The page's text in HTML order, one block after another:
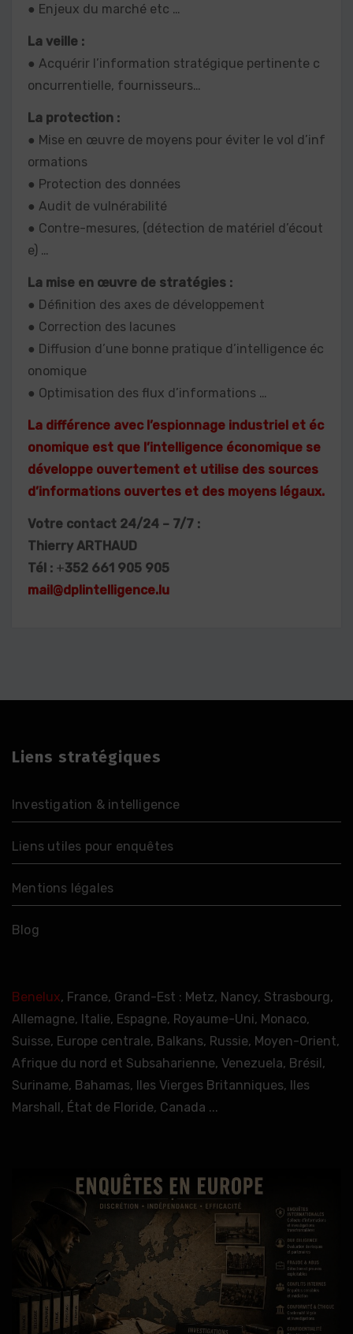
● Enjeux du marché etc …
La veille :
● Acquérir l’information stratégique pertinente c
oncurrentielle, fournisseurs…
La protection :
● Mise en œuvre de moyens pour éviter le vol d’inf
ormations
● Protection des données
● Audit de vulnérabilité
● Contre-mesures, (détection de matériel d’écout
e) …
La mise en œuvre de stratégies :
● Définition des axes de développement
● Correction des lacunes
● Diffusion d’une bonne pratique d’intelligence éc
onomique
● Optimisation des flux d’informations …
La différence avec l’espionnage industriel et éc
onomique est que l’intelligence économique se
développe ouvertement et utilise des sources
d’informations ouvertes et des moyens légaux.
Votre contact 24/24 – 7/7 :
Thierry ARTHAUD
Tél : +352 661 905 905
mail@dplintelligence.lu
Liens stratégiques
Investigation & intelligence
Liens utiles pour enquêtes
Mentions légales
Blog
Benelux, France, Grand-Est : Metz, Nancy, Strasbourg,
Allemagne, Italie, Espagne, Royaume-Uni, Monaco,
Suisse, Europe centrale, Balkans, Russie, Moyen-Orient,
Afrique du nord et Subsaharienne, Venezuela, Brésil,
Suriname, Bahamas, Iles Vierges Britanniques, Iles
Marshall, État de Floride, Canada ...